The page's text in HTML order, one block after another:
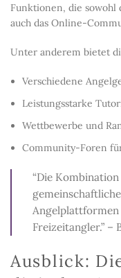
Funktionen, die sowohl
auch das Online-
Unter anderem bietet
Verschiedene
Leistungsstarke
Wettbewerbe und
Community-Foren
“Die
Freizeitangler.”
Ausblick: